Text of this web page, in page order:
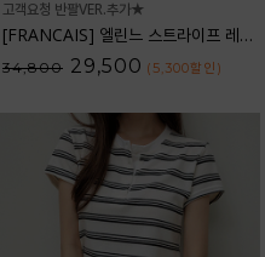
고객요청 반팔VER.추가★
[FRANCAIS] 엘린느 스트라이프 레이온 셔츠_F6S261SH
34,800 29,500 (5,300할인 )